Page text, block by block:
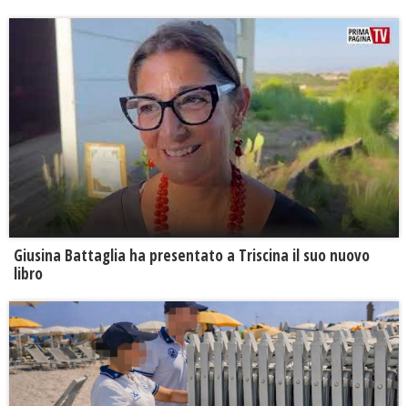
Giusina Battaglia ha presentato a Triscina il suo nuovo
libro